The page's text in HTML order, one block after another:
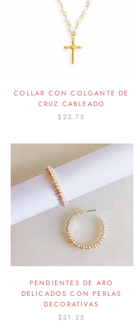
COLLAR CON COLGANTE DE
CRUZ CABLEADO
$23.75
PENDIENTES DE ARO
DELICADOS CON PERLAS
DECORATIVAS
$21.25